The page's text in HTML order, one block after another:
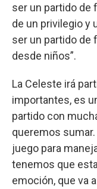
ser un partido de
de un privilegio y
ser un partido de
desde niños”.
La Celeste irá
importantes, es
partido con
queremos
juego para
tenemos que
emoción, que va